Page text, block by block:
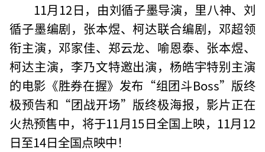
11月12日，由刘循子墨导演，里八神、刘
循子墨编剧，张本煜、柯达联合编剧，邓超领
衔主演，邓家佳、郑云龙、喻恩泰、张本煜、
柯达主演，李乃文特邀出演，杨皓宇特别主演
的电影《胜券在握》发布“组团斗Boss”版终
极预告和“团战开场”版终极海报，影片正在
火热预售中，将于11月15日全国上映，11月12
日至14日全国点映中！